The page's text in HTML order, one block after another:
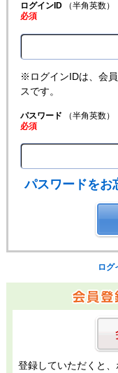
ログインID（半角英数）
必須
※ログインIDは、会
スです。
パスワード （半角英数）
必須
パスワードをお
ログ
登録していただくと